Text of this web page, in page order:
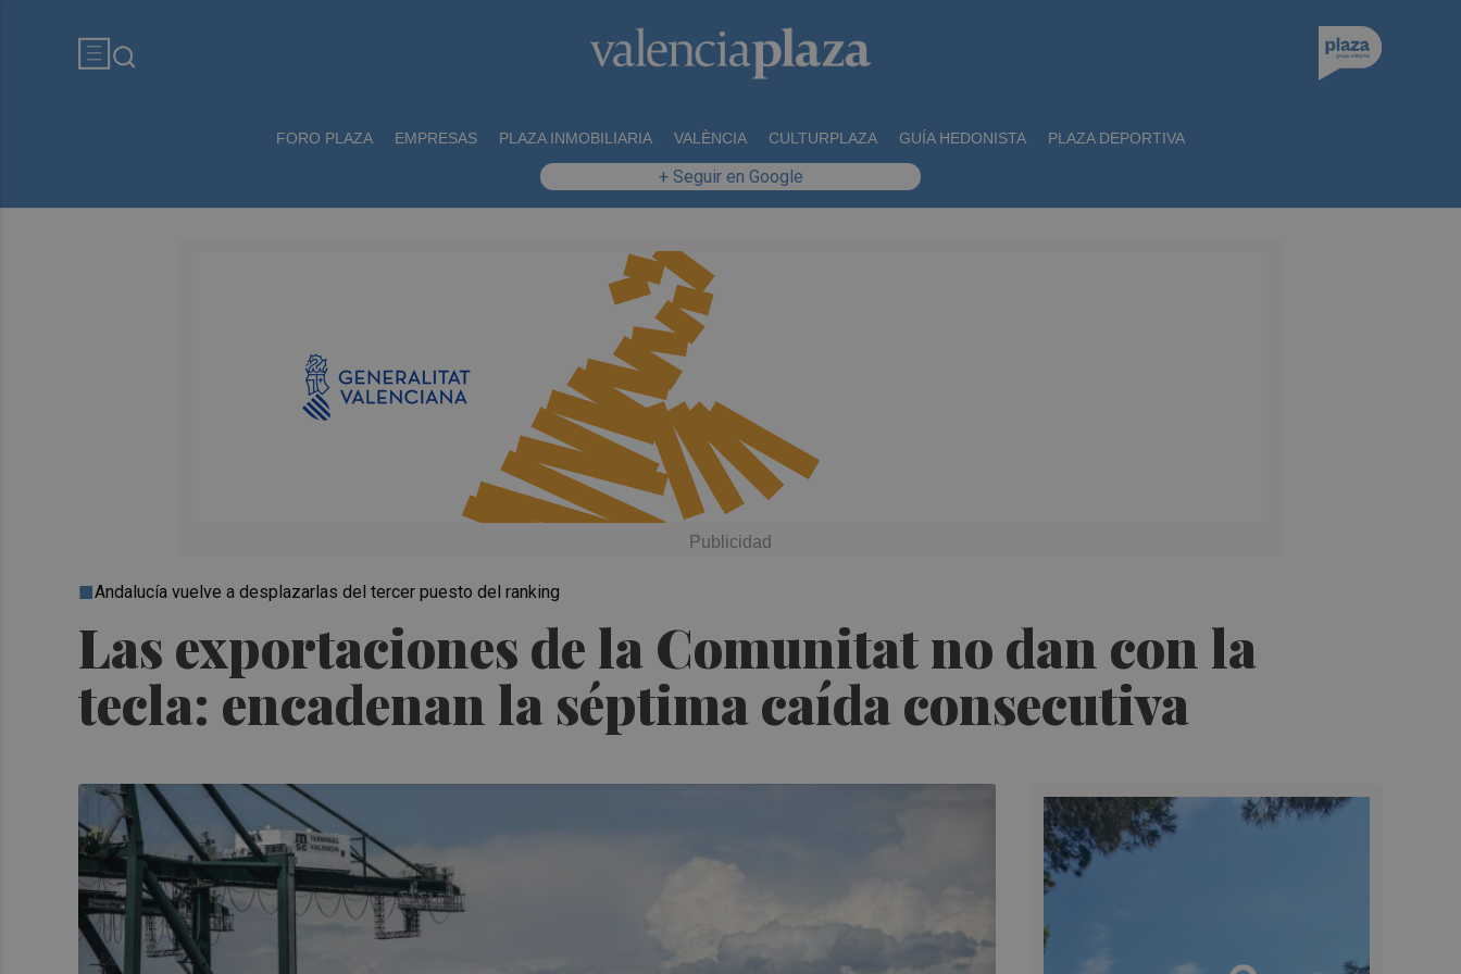
FORO PLAZA EMPRESAS PLAZA INMOBILIARIA VALÈNCIA CULTURPLAZA GUÍA HEDONISTA PLAZA DEPORTIVA
+ Seguir en Google
Las exportaciones de la Comunitat no dan con la
tecla: encadenan la séptima caída consecutiva
Andalucía vuelve a desplazarlas del tercer puesto del ranking